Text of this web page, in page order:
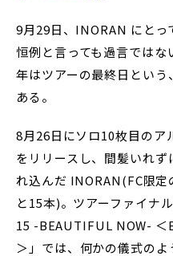
9月29日、INORAN にと
恒例と言っても過言では
年はツアーの最終日とい
ある。
8月26日にソロ10枚目のア
をリリースし、間髪いれ
れ込んだ INORAN(FC限定
と15本)。ツアーファイナ
15 -BEAUTIFUL NOW- ＜
＞」では、何かの儀式の